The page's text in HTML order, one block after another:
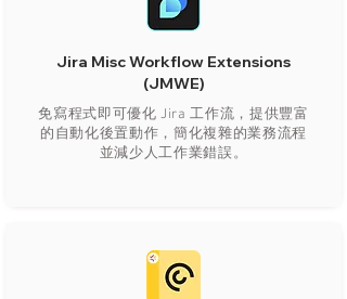
Jira Misc Workflow Extensions
(JMWE)
免寫程式即可優化 Jira 工作流，提供豐富
的自動化後置動作，簡化複雜的業務流程
並減少人工作業錯誤。